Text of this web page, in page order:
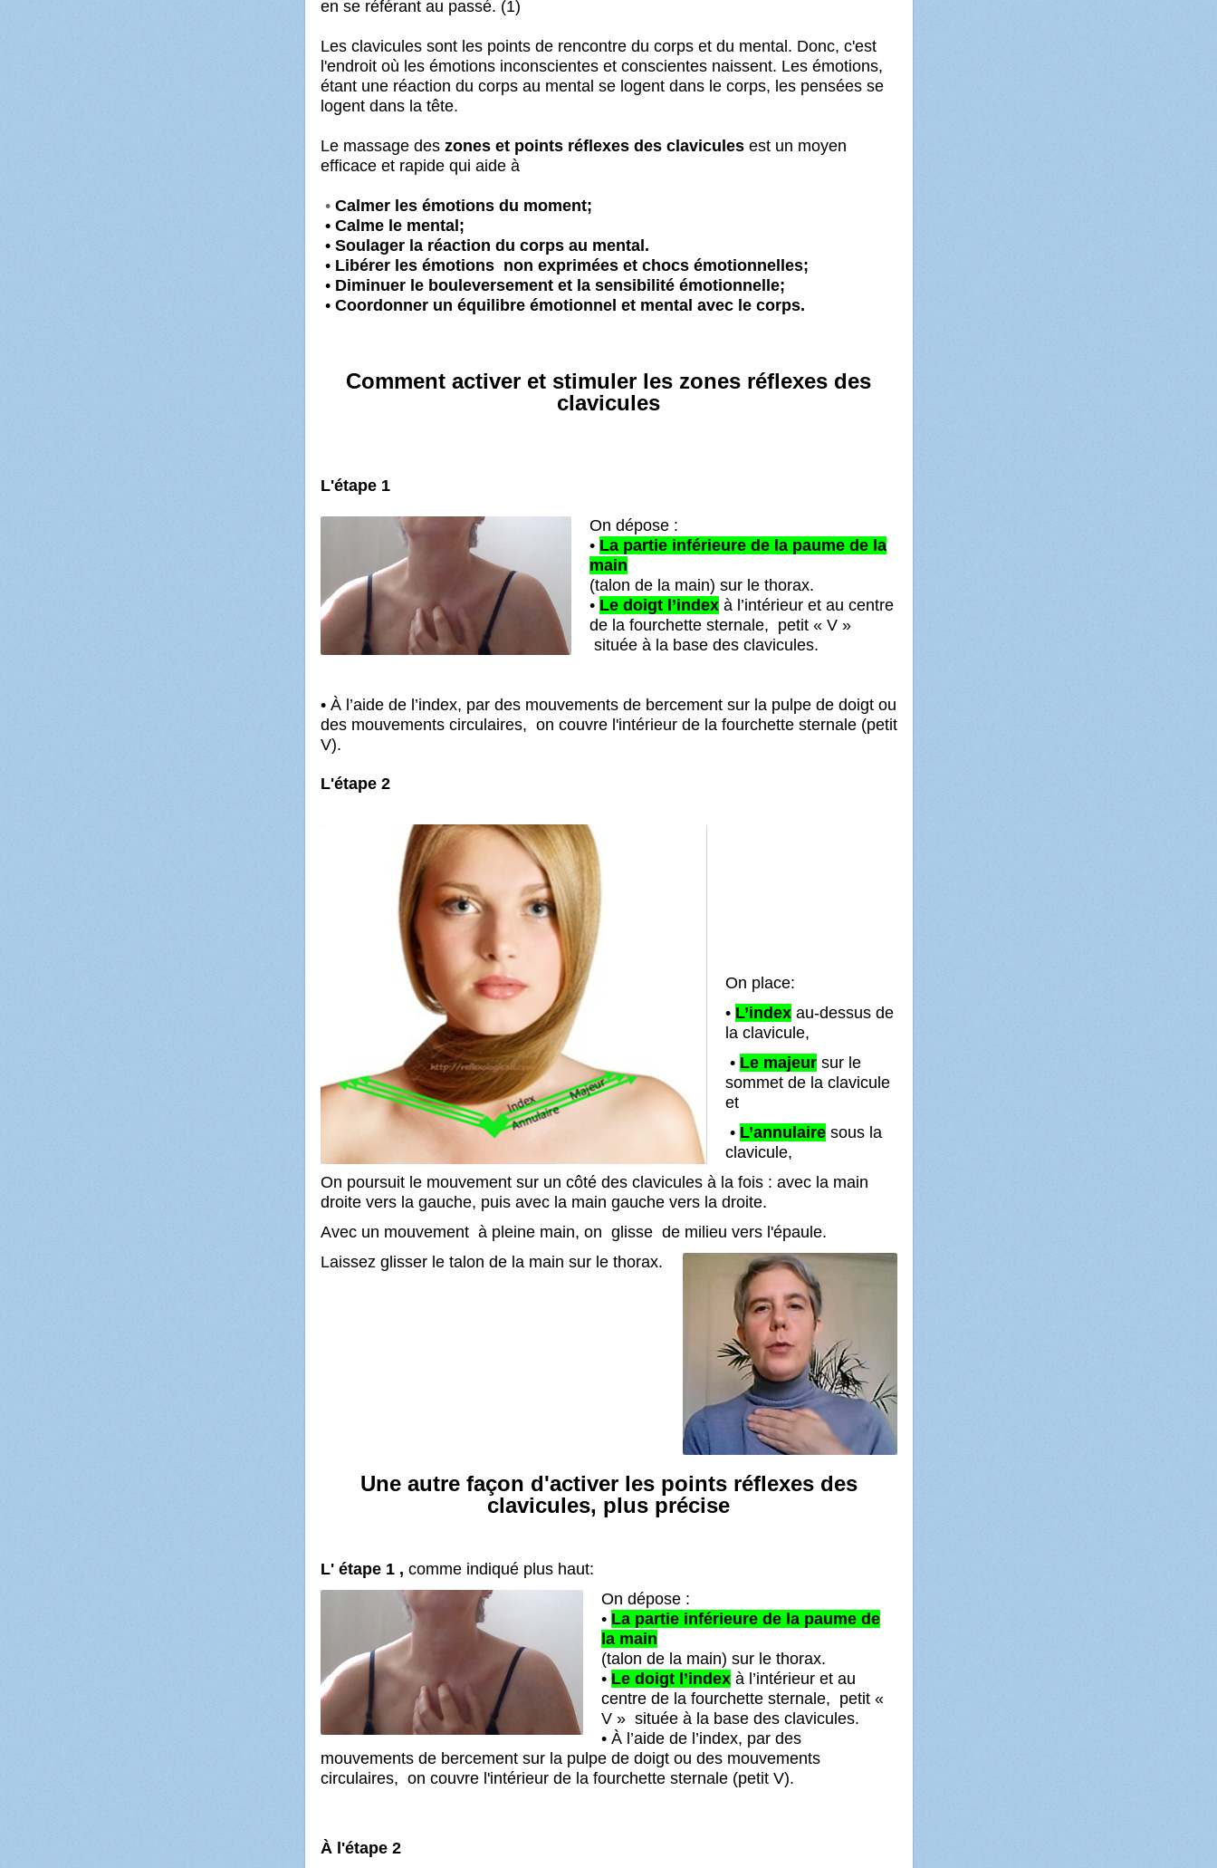
en se référant au passé. (1)
Les clavicules sont les points de rencontre du corps et du mental. Donc, c'est
l'endroit où les émotions inconscientes et conscientes naissent. Les émotions,
étant une réaction du corps au mental se logent dans le corps, les pensées se
logent dans la tête.
Le massage des zones et points réflexes des claviculesest un moyen
efficace et rapide qui aide à
• Calmer les émotions du moment;
• Calme le mental;
• Soulager la réaction du corps au mental.
• Libérer les émotions non exprimées et chocs émotionnelles;
• Diminuer le bouleversement et la sensibilité émotionnelle;
• Coordonner un équilibre émotionnel et mental avec le corps.
Comment activer et stimuler les zones réflexes des
clavicules
L'étape 1
On dépose :
• La partie inférieure de la paume de la
main
(talon de la main) sur le thorax.
• Le doigt l’indexà l’intérieur et au centre
de la fourchette sternale, petit « V »
située à la base des clavicules.
• À l’aide de l’index, par des mouvements de bercement sur la pulpe de doigt ou
des mouvements circulaires, on couvre l'intérieur de la fourchette sternale (petit
V).
L'étape 2
On place:
• L’indexau-dessus de
la clavicule,
• Le majeursur le
sommet de la clavicule
et
• L’annulairesous la
clavicule,
On poursuit le mouvement sur un côté des clavicules à la fois : avec la main
droite vers la gauche, puis avec la main gauche vers la droite.
Avec un mouvement à pleine main, on glisse de milieu vers l'épaule.
Laissez glisser le talon de la main sur le thorax.
Une autre façon d'activer les points réflexes des
clavicules, plus précise
L' étape 1 , comme indiqué plus haut:
On dépose :
• La partie inférieure de la paume de
la main
(talon de la main) sur le thorax.
• Le doigt l’indexà l’intérieur et au
centre de la fourchette sternale, petit «
V » située à la base des clavicules.
• À l’aide de l’index, par des
mouvements de bercement sur la pulpe de doigt ou des mouvements
circulaires, on couvre l'intérieur de la fourchette sternale (petit V).
À l'étape 2